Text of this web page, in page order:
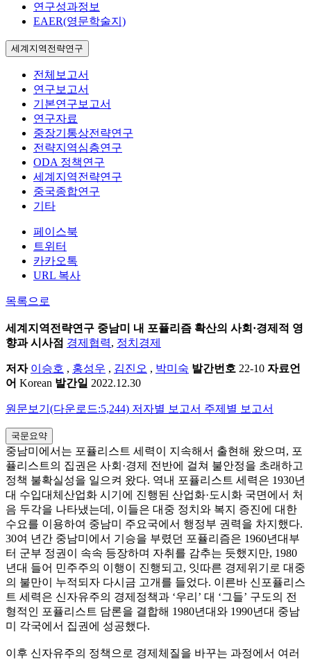
연구성과정보
EAER(영문학술지)
세계지역전략연구
전체보고서
연구보고서
기본연구보고서
연구자료
중장기통상전략연구
전략지역심층연구
ODA 정책연구
세계지역전략연구
중국종합연구
기타
페이스북
트위터
카카오톡
URL 복사
목록으로
세계지역전략연구 중남미 내 포퓰리즘 확산의 사회·경제적 영
향과 시사점 경제협력, 정치경제
저자 이승호 , 홍성우 , 김진오 , 박미숙 발간번호 22-10 자료언
어 Korean 발간일 2022.12.30
원문보기(다운로드:5,244) 저자별 보고서 주제별 보고서
국문요약
중남미에서는 포퓰리스트 세력이 지속해서 출현해 왔으며, 포
퓰리스트의 집권은 사회·경제 전반에 걸쳐 불안정을 초래하고
정책 불확실성을 일으켜 왔다. 역내 포퓰리스트 세력은 1930년
대 수입대체산업화 시기에 진행된 산업화·도시화 국면에서 처
음 두각을 나타냈는데, 이들은 대중 정치와 복지 증진에 대한
수요를 이용하여 중남미 주요국에서 행정부 권력을 차지했다.
30여 년간 중남미에서 기승을 부렸던 포퓰리즘은 1960년대부
터 군부 정권이 속속 등장하며 자취를 감추는 듯했지만, 1980
년대 들어 민주주의 이행이 진행되고, 잇따른 경제위기로 대중
의 불만이 누적되자 다시금 고개를 들었다. 이른바 신포퓰리스
트 세력은 신자유주의 경제정책과 ‘우리’ 대 ‘그들’ 구도의 전
형적인 포퓰리스트 담론을 결합해 1980년대와 1990년대 중남
미 각국에서 집권에 성공했다.
이후 신자유주의 정책으로 경제체질을 바꾸는 과정에서 여러